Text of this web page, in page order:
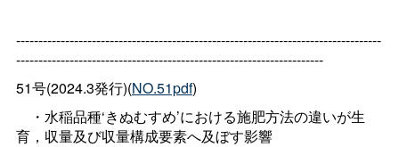
----------------------------------------------------------------------------------
---------------------------------------------------------------------
51号(2024.3発行)(NO.51pdf)
・水稲品種‘きぬむすめ’における施肥方法の違いが生
育，収量及び収量構成要素へ及ぼす影響